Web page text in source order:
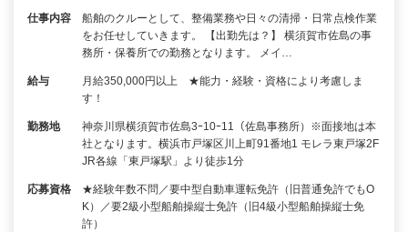
仕事内容
船舶のクルーとして、整備業務や日々の清掃・日常点検作業
をお任せしていきます。 【出勤先は？】 横須賀市佐島の事
務所・保養所での勤務となります。 メイ…
給与
月給350,000円以上 ★能力・経験・資格により考慮しま
す！
勤務地
神奈川県横須賀市佐島3ｰ10ｰ11（佐島事務所）※面接地は本
社となります。横浜市戸塚区川上町91番地1 モレラ東戸塚2F
JR各線「東戸塚駅」より徒歩1分
応募資格
★経験年数不問／要中型自動車運転免許（旧普通免許でもO
K）／要2級小型船舶操縦士免許（旧4級小型船舶操縦士免
許）